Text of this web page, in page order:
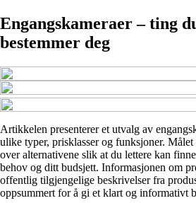
Engangskameraer – ting
bestemmer deg
Artikkelen presenterer et utvalg av
ulike typer, prisklasser og funksjoner.
over alternativene slik at du lettere kan
behov og ditt budsjett. Informasjonen om
offentlig tilgjengelige beskrivelser fra
oppsummert for å gi et klart og informativt